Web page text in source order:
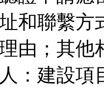
和聯繫方
由；其他
：建設